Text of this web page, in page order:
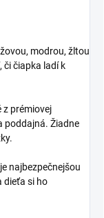
modrou, žltou
či čiapka ladí k
z prémiovej
poddajná. Žiadne
najbezpečnejšou
dieťa si ho